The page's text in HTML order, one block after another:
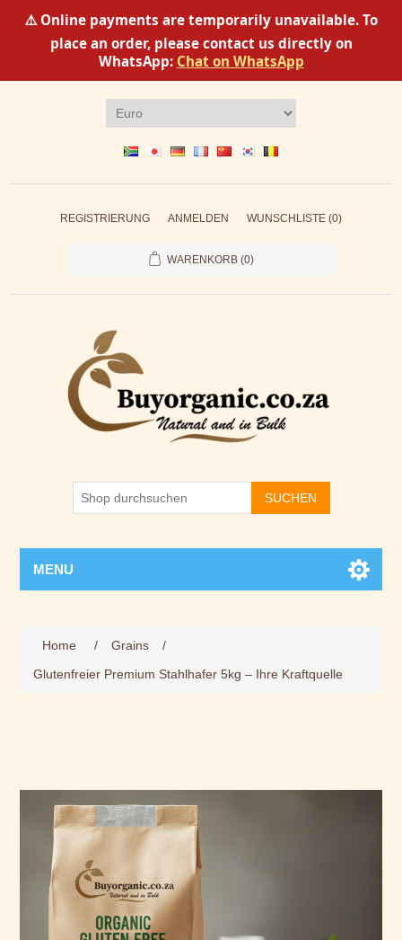
⚠️ Online payments are temporarily unavailable. To
place an order, please contact us directly on
WhatsApp: Chat on WhatsApp
REGISTRIERUNG ANMELDEN WUNSCHLISTE (0)
WARENKORB (0)
SUCHEN
MENU
Home / Grains
/
Glutenfreier Premium Stahlhafer 5kg – Ihre Kraftquelle